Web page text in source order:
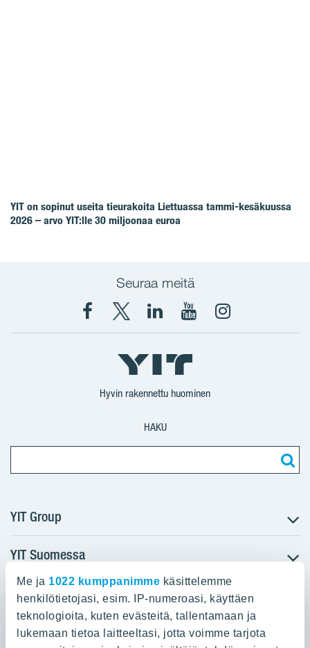
Me ja 1022 kumppanimme käsittelemme
henkilötietojasi, esim. IP-numeroasi, käyttäen
teknologioita, kuten evästeitä, tallentamaan ja
lukemaan tietoa laitteeltasi, jotta voimme tarjota
YIT on sopinut useita tieurakoita Liettuassa tammi-kesäkuussa
2026 – arvo YIT:lle 30 miljoonaa euroa
Seuraa meitä
Facebook
X
YIT
Suomi
YIT
Corporation
YIT
Corporation
Instagram
Hyvin rakennettu huominen
HAKU
YIT Group
Tietoa YIT:stä
Töihin meille
Sijoittajat
Projektit
Vastuullisuus
YIT Suomessa
Myytävät asunnot
Vuokrattavat toimitilat
Kiinteistösijoittaminen
YIT:n pääkonttori
Panuntie 11, PL 36, 00620 Helsinki